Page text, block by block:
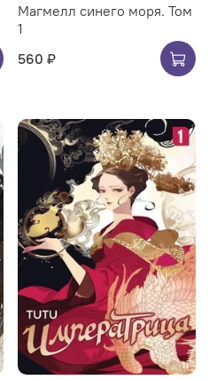
Магмелл синего моря. Том
1
560 ₽